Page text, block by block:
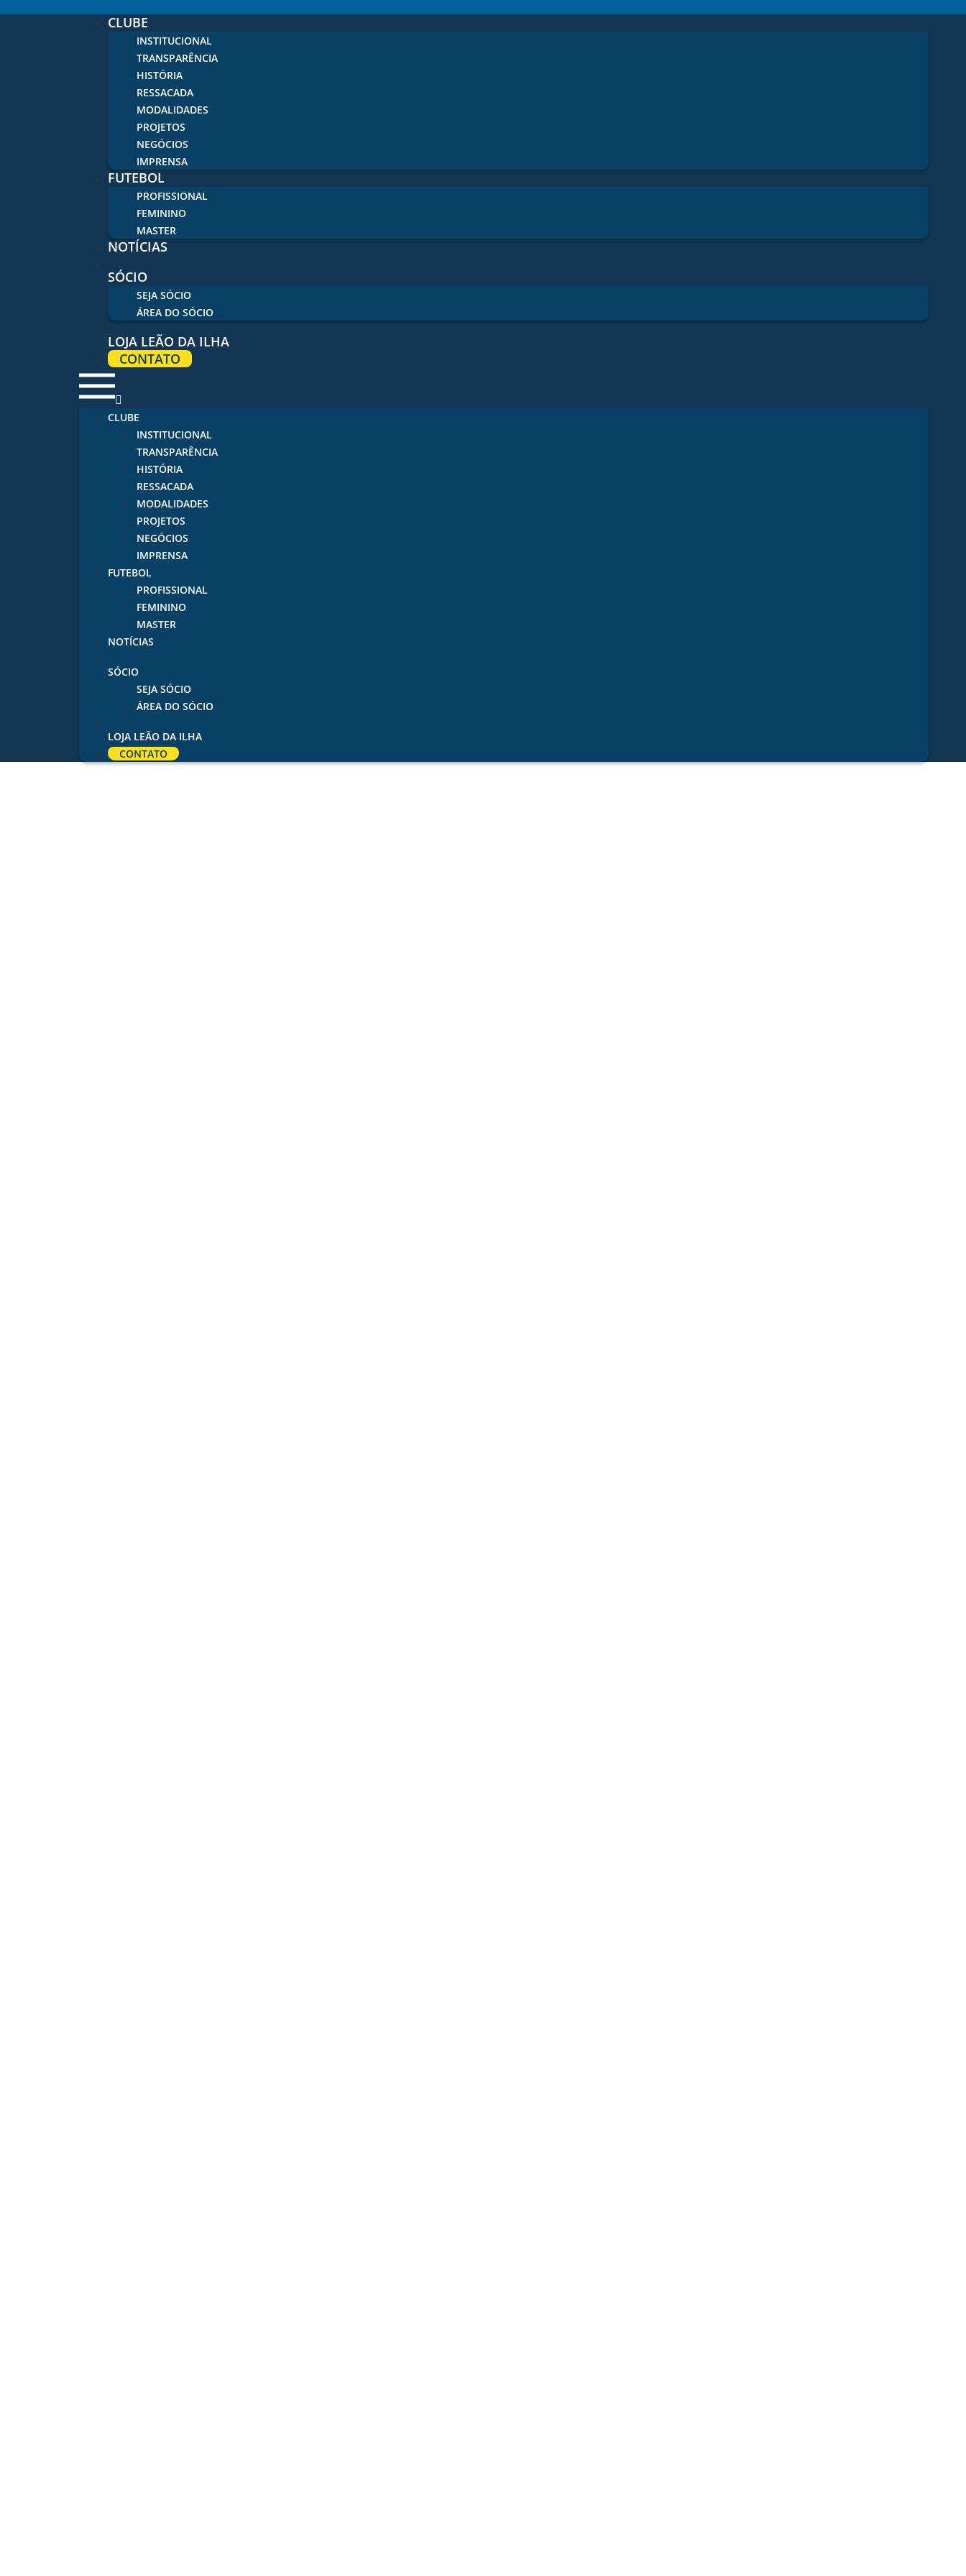
CLUBE
INSTITUCIONAL
TRANSPARÊNCIA
HISTÓRIA
RESSACADA
MODALIDADES
PROJETOS
NEGÓCIOS
IMPRENSA
FUTEBOL
PROFISSIONAL
FEMININO
MASTER
NOTÍCIAS
SÓCIO
SEJA SÓCIO
ÁREA DO SÓCIO
LOJA LEÃO DA ILHA
CONTATO
CLUBE
INSTITUCIONAL
TRANSPARÊNCIA
HISTÓRIA
RESSACADA
MODALIDADES
PROJETOS
NEGÓCIOS
IMPRENSA
FUTEBOL
PROFISSIONAL
FEMININO
MASTER
NOTÍCIAS
SÓCIO
SEJA SÓCIO
ÁREA DO SÓCIO
LOJA LEÃO DA ILHA
CONTATO